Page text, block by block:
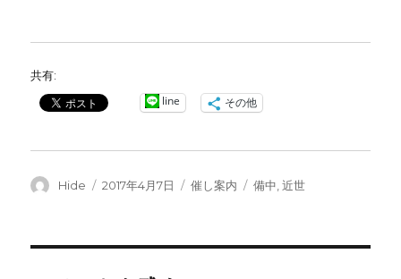
共有:
line その他
投
Hide
投
2017年4月7日
カ
催し案内
タ
備中 ,近世